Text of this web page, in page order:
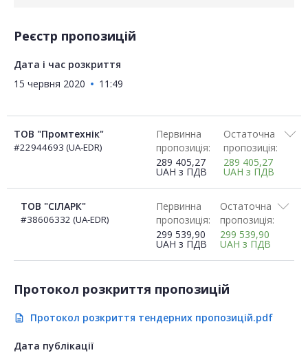
Реєстр пропозицій
Дата і час розкриття
15 червня 2020
11:49
ТОВ "Промтехнік"
#22944693 (UA-EDR)
Первинна
пропозиція:
289 405,27
UAH з ПДВ
Остаточна
пропозиція:
289 405,27
UAH з ПДВ
ТОВ "СІЛАРК"
#38606332 (UA-EDR)
Первинна
пропозиція:
299 539,90
UAH з ПДВ
Остаточна
пропозиція:
299 539,90
UAH з ПДВ
Протокол розкриття пропозицій
description Протокол розкриття тендерних пропозицій.pdf
Дата публікації